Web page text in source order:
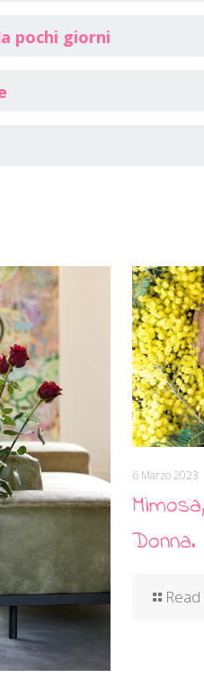
pochi giorni
6 Marzo 2023
Donna.